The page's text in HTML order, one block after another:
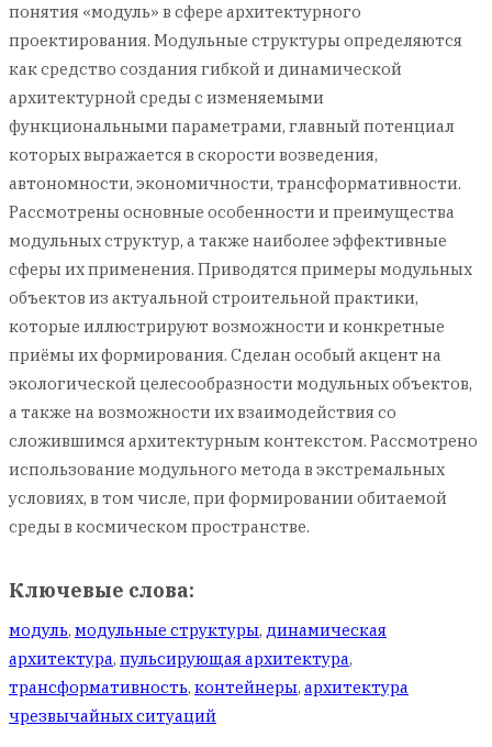
понятия «модуль» в сфере архитектурного
проектирования. Модульные структуры определяются
как средство создания гибкой и динамической
архитектурной среды с изменяемыми
функциональными параметрами, главный потенциал
которых выражается в скорости возведения,
автономности, экономичности, трансформативности.
Рассмотрены основные особенности и преимущества
модульных структур, а также наиболее эффективные
сферы их применения. Приводятся примеры модульных
объектов из актуальной строительной практики,
которые иллюстрируют возможности и конкретные
приёмы их формирования. Сделан особый акцент на
экологической целесообразности модульных объектов,
а также на возможности их взаимодействия со
сложившимся архитектурным контекстом. Рассмотрено
использование модульного метода в экстремальных
условиях, в том числе, при формировании обитаемой
среды в космическом пространстве.
Ключевые слова:
модуль, модульные структуры, динамическая
архитектура, пульсирующая архитектура,
трансформативность, контейнеры, архитектура
чрезвычайных ситуаций